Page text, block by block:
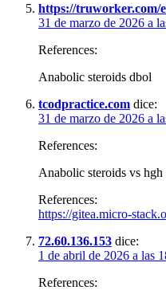
https://truworker.com/
31 de marzo de 2026 a
References:
Anabolic steroids dbol
tcodpractice.com dice:
31 de marzo de 2026 a
References:
Anabolic steroids vs hgh
References:
https://gitea.micro-
72.60.136.153 dice:
1 de abril de 2026 a las
References: